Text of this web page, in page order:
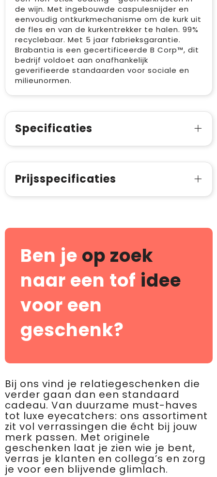
de wijn. Met ingebouwde caspulesnijder en
eenvoudig ontkurkmechanisme om de kurk uit
de fles en van de kurkentrekker te halen. 99%
recyclebaar. Met 5 jaar fabrieksgarantie.
Brabantia is een gecertificeerde B Corp™, dit
bedrijf voldoet aan onafhankelijk
geverifieerde standaarden voor sociale en
milieunormen.
Specificaties
Prijsspecificaties
Ben je op zoek
naar een tof idee
voor een
geschenk?
Bij ons vind je relatiegeschenken die
verder gaan dan een standaard
cadeau. Van duurzame must-haves
tot luxe eyecatchers: ons assortiment
zit vol verrassingen die écht bij jouw
merk passen. Met originele
geschenken laat je zien wie je bent,
verras je klanten en collega’s en zorg
je voor een blijvende glimlach.